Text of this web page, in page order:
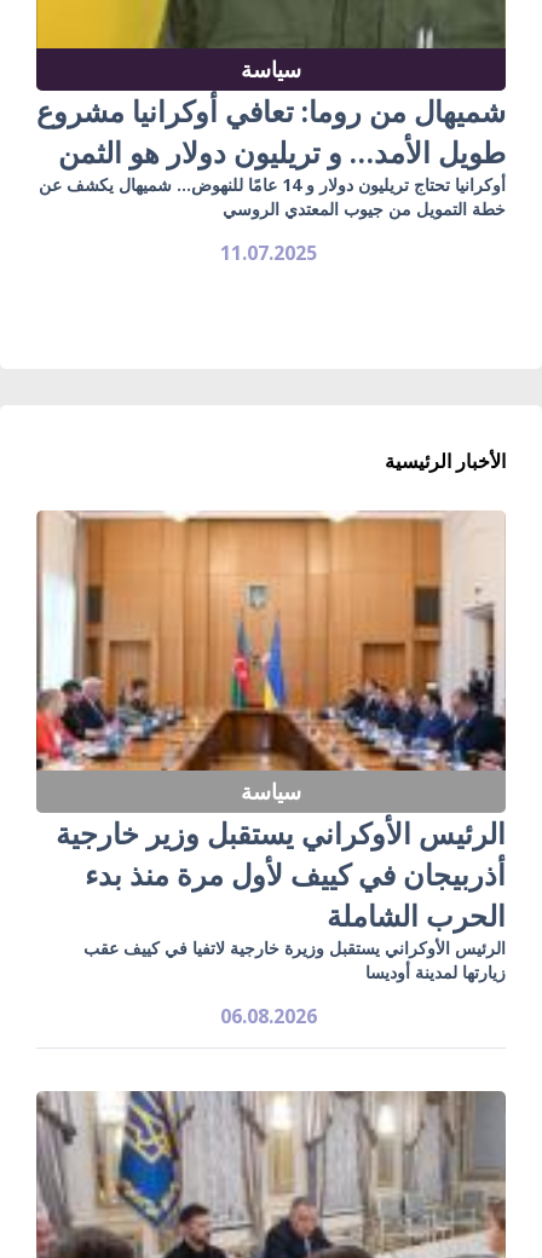
سياسة
شميهال من روما: تعافي أوكرانيا مشروع
طويل الأمد… و تريليون دولار هو الثمن
أوكرانيا تحتاج تريليون دولار و 14 عامًا للنهوض… شميهال يكشف عن
خطة التمويل من جيوب المعتدي الروسي
11.07.2025
الأخبار الرئيسية
سياسة
الرئيس الأوكراني يستقبل وزير خارجية
أذربيجان في كييف لأول مرة منذ بدء
الحرب الشاملة
الرئيس الأوكراني يستقبل وزيرة خارجية لاتفيا في كييف عقب
زيارتها لمدينة أوديسا
06.08.2026